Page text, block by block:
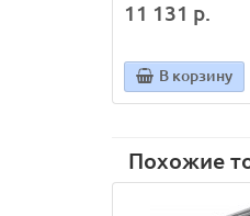
11 131 р.
В корзину
Похожие